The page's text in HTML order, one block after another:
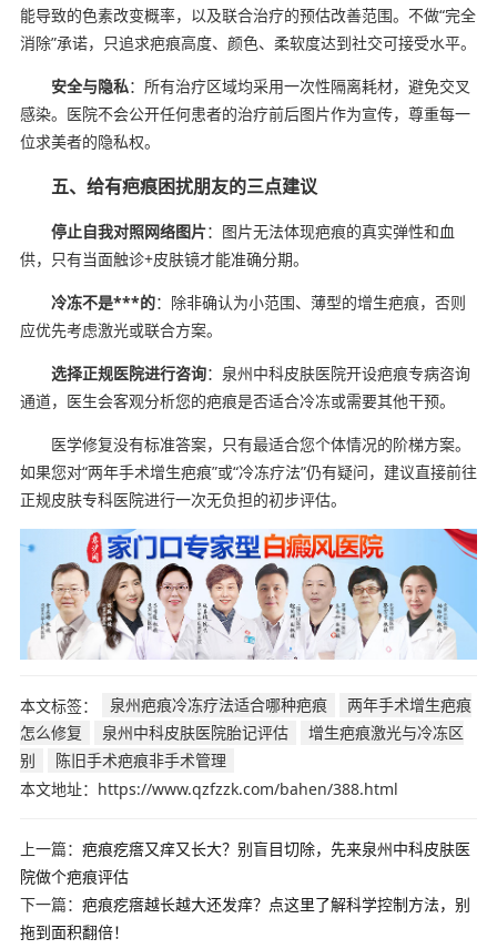
能导致的色素改变概率，以及联合治疗的预估改善范围。不做“完全
消除”承诺，只追求疤痕高度、颜色、柔软度达到社交可接受水平。
安全与隐私：所有治疗区域均采用一次性隔离耗材，避免交叉
感染。医院不会公开任何患者的治疗前后图片作为宣传，尊重每一
位求美者的隐私权。
五、给有疤痕困扰朋友的三点建议
停止自我对照网络图片：图片无法体现疤痕的真实弹性和血
供，只有当面触诊+皮肤镜才能准确分期。
冷冻不是***的：除非确认为小范围、薄型的增生疤痕，否则
应优先考虑激光或联合方案。
选择正规医院进行咨询：泉州中科皮肤医院开设疤痕专病咨询
通道，医生会客观分析您的疤痕是否适合冷冻或需要其他干预。
医学修复没有标准答案，只有最适合您个体情况的阶梯方案。
如果您对“两年手术增生疤痕”或“冷冻疗法”仍有疑问，建议直接前往
正规皮肤专科医院进行一次无负担的初步评估。
本文标签： 泉州疤痕冷冻疗法适合哪种疤痕
两年手术增生疤痕
怎么修复
泉州中科皮肤医院胎记评估
增生疤痕激光与冷冻区
别
陈旧手术疤痕非手术管理
本文地址：https://www.qzfzzk.com/bahen/388.html
上一篇： 疤痕疙瘩又痒又长大？别盲目切除，先来泉州中科皮肤医
院做个疤痕评估
下一篇： 疤痕疙瘩越长越大还发痒？点这里了解科学控制方法，别
拖到面积翻倍！